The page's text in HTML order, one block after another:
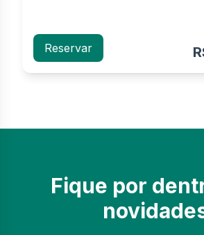
Reservar
Fique por